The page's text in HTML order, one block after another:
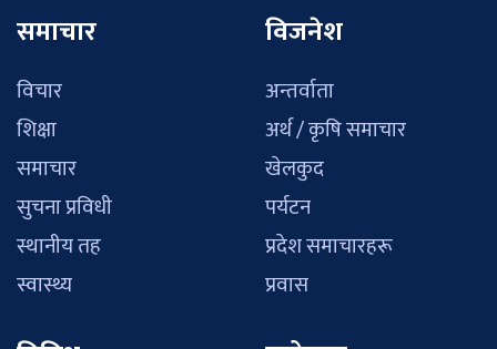
समाचार
विचार
शिक्षा
समाचार
सुचना प्रविधी
स्थानीय तह
स्वास्थ्य
विजनेश
अन्तर्वाता
अर्थ / कृषि समाचार
खेलकुद
पर्यटन
प्रदेश समाचारहरू
प्रवास